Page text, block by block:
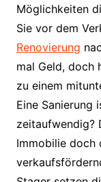
Möglichkeiten
Sie vor dem
Renovierung
mal Geld, doch
zu einem
Eine Sanierung
zeitaufwendig?
Immobilie doch